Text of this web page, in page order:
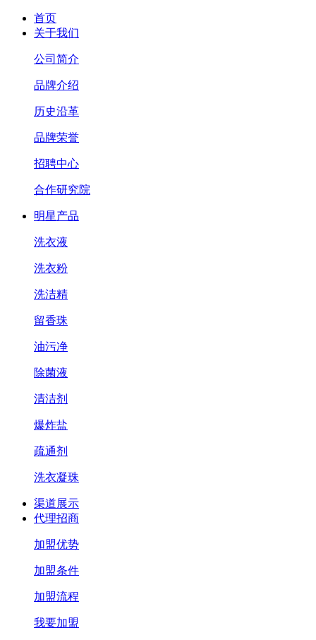
首页
关于我们
公司简介
品牌介绍
历史沿革
品牌荣誉
招聘中心
合作研究院
明星产品
洗衣液
洗衣粉
洗洁精
留香珠
油污净
除菌液
清洁剂
爆炸盐
疏通剂
洗衣凝珠
渠道展示
代理招商
加盟优势
加盟条件
加盟流程
我要加盟